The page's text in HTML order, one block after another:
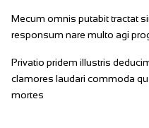
Mecum omnis putabit tractat
responsum nare multo agi
Privatio pridem illustris
clamores laudari commoda
mortes